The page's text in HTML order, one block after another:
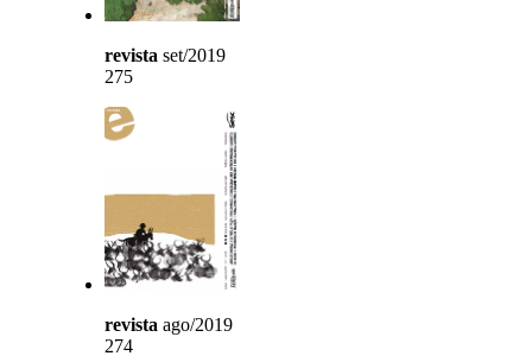
revista set/2019
275
revista ago/2019
274